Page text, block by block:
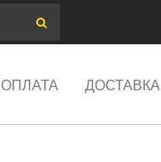
ОПЛАТА ДОСТАВКА